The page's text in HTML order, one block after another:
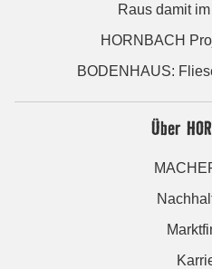
Raus damit
HORNBACH
BODENHAUS:
Über